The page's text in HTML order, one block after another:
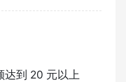
达到 20 元以上